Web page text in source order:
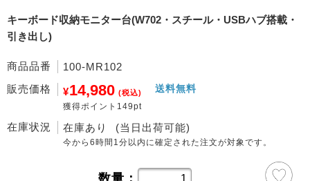
キーボード収納モニター台(W702・スチール・USBハブ搭載・
引き出し)
商品品番
100-MR102
販売価格
¥14,980 (税込)
獲得ポイント149pt
送料無料
在庫状況 在庫あり (当日出荷可能)
今から6時間1分 以内に確定された注文が対象です。
数量：